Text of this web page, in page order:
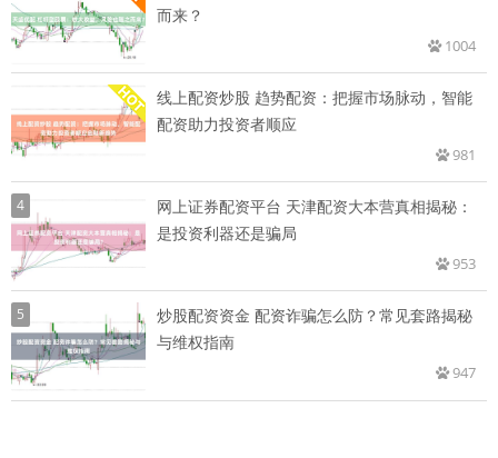
而来？
1004
线上配资炒股 趋势配资：把握市场脉动，智能
配资助力投资者顺应
981
4
网上证券配资平台 天津配资大本营真相揭秘：
是投资利器还是骗局
953
5
炒股配资资金 配资诈骗怎么防？常见套路揭秘
与维权指南
947